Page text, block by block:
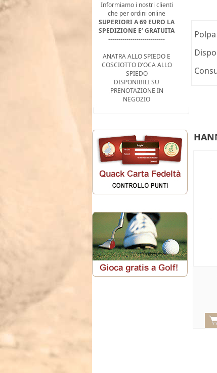
Informiamo i nostri clienti
che per ordini online
SUPERIORI A 69 EURO LA
SPEDIZIONE E’ GRATUITA
----------------------------
ANATRA ALLO SPIEDO E
COSCIOTTO D’OCA ALLO
SPIEDO
DISPONIBILI SU
PRENOTAZIONE IN
NEGOZIO